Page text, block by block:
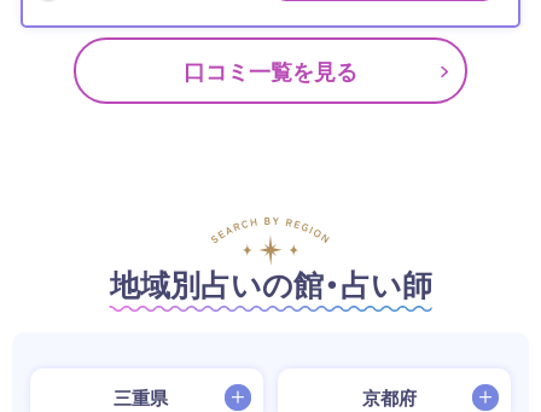
口コミ一覧を見る
地域別占いの館・占い師
三重県 京都府